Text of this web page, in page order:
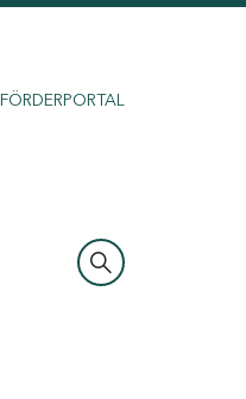
FÖRDERPORTAL